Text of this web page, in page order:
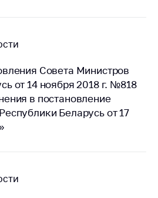
Совета Министров
от 14 ноября 2018 г. №818
в постановление
Беларусь от 17